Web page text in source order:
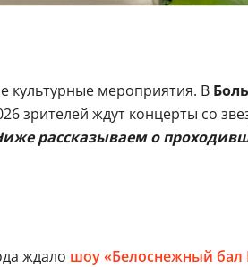
культурные мероприятия. В
зрителей ждут концерты со
рассказываем о
ждало шоу «Белоснежный бал